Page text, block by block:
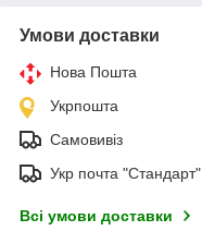
Умови доставки
Нова Пошта
Укрпошта
Самовивіз
Укр почта "Стандарт"
Всі умови доставки